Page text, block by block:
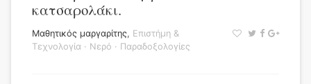
κατσαρολάκι.
Μαθητικός μαργαρίτης, Επιστήμη &
Τεχνολογία · Νερό · Παραδοξολογίες